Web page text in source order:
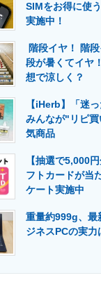
建設×テクノロ
SIMをお得に使
実施中！
階段イヤ！ 階
段が暑くてイヤ
想で涼しく？
【iHerb】「迷
みんなが"リピ
気商品
【抽選で5,000
フトカードが当
ケート実施中
重量約999g、最
ジネスPCの実力